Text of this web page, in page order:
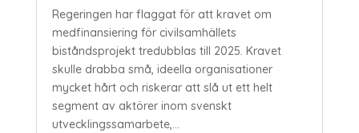
Regeringen har flaggat för att kravet om
medfinansiering för civilsamhällets
biståndsprojekt tredubblas till 2025. Kravet
skulle drabba små, ideella organisationer
mycket hårt och riskerar att slå ut ett helt
segment av aktörer inom svenskt
utvecklingssamarbete,...